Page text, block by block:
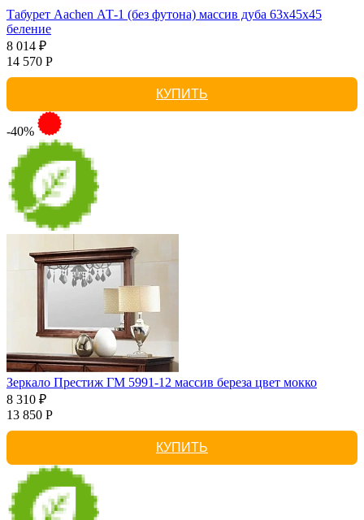
Табурет Aachen АТ-1 (без футона) массив дуба 63х45х45
беление
8 014 ₽
14 570 Р
КУПИТЬ
-40%
Зеркало Престиж ГМ 5991-12 массив береза цвет мокко
8 310 ₽
13 850 Р
КУПИТЬ